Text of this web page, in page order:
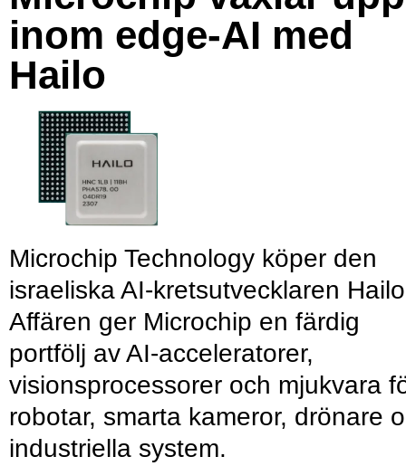
inom edge-AI med
Hailo
Microchip Technology köper den
israeliska AI-kretsutvecklaren
Affären ger Microchip en färdig
portfölj av AI-acceleratorer,
visionsprocessorer och mjukvara
robotar, smarta kameror, drönare
industriella system.